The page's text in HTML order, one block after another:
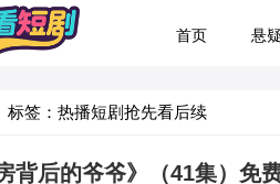
首页 悬
标签：热播短剧抢先看后续
背后的爷爷》（41集）免